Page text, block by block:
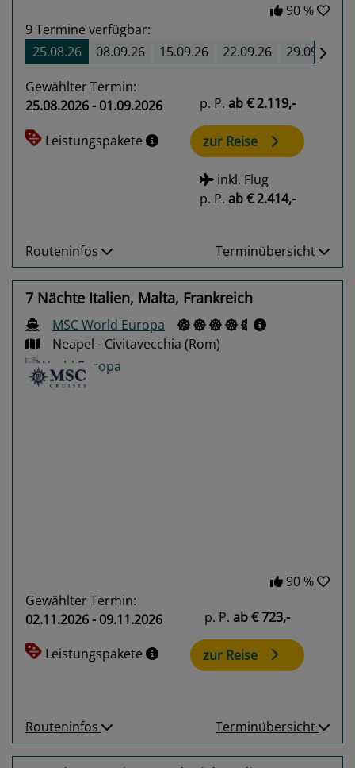
90 %
9Termine verfügbar:
25.08.26
08.09.26 15.09.26 22.09.26 29.09.26
Gewählter Termin:
25.08.2026 - 01.09.2026
Leistungspakete
p. P. ab€ 2.119,-
zur Reise
inkl. Flug
p. P. ab€ 2.414,-
Routeninfos Terminübersicht
7 Nächte Italien, Malta, Frankreich
MSC World Europa
Neapel - Civitavecchia (Rom)
90 %
Gewählter Termin:
02.11.2026 - 09.11.2026
Leistungspakete
p. P. ab€ 723,-
zur Reise
Routeninfos Terminübersicht